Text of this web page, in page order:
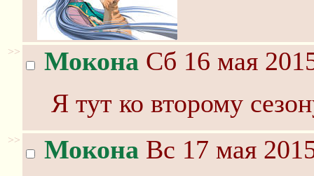
>> Мокона Сб 16 мая
Я тут ко второму
>> Мокона Вс 17 мая